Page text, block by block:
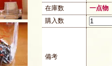
在庫数
一点物
購入数
備考